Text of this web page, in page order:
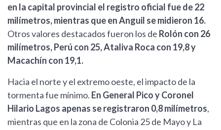
en la capital provincial el registro oficial fue de 22
milímetros, mientras que en Anguil se midieron 16.
Otros valores destacados fueron los de Rolón con 26
milímetros, Perú con 25, Ataliva Roca con 19,8 y
Macachín con 19,1.
Hacia el norte y el extremo oeste, el impacto de la
tormenta fue mínimo. En General Pico y Coronel
Hilario Lagos apenas se registraron 0,8 milímetros,
mientras que en la zona de Colonia 25 de Mayo y La